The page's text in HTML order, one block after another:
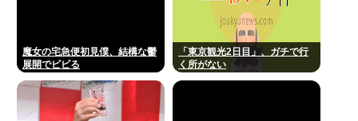
魔女の宅急便初見僕、結構な鬱
展開でビビる
「東京観光2日目」、ガチで行
く所がない